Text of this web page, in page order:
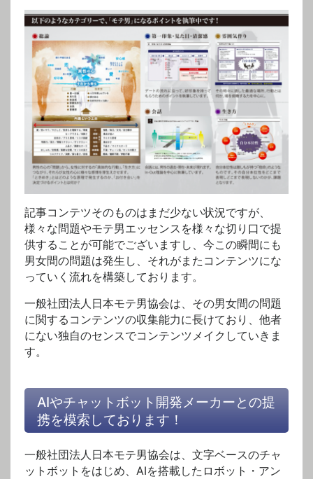
記事コンテツそのものはまだ少ない状況ですが、
様々な問題やモテ男エッセンスを様々な切り口で提
供することが可能でございますし、今この瞬間にも
男女間の問題は発生し、それがまたコンテンツにな
っていく流れを構築しております。
一般社団法人日本モテ男協会は、その男女間の問題
に関するコンテンツの収集能力に長けており、他者
にない独自のセンスでコンテンツメイクしていきま
す。
AIやチャットボット開発メーカーとの提
携を模索しております！
一般社団法人日本モテ男協会は、文字ベースのチャ
ットボットをはじめ、AIを搭載したロボット・アン